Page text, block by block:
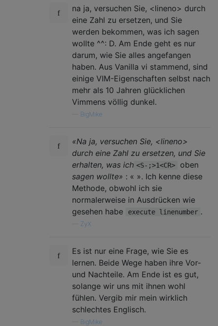
na ja, versuchen Sie, <lineno> durch
eine Zahl zu ersetzen, und Sie
werden bekommen, was ich sagen
wollte ^^: D. Am Ende geht es nur
darum, wie Sie alles angefangen
haben. Aus Vanilla vi stammend, sind
einige VIM-Eigenschaften selbst nach
mehr als 10 Jahren glücklichen
Vimmens völlig dunkel.
BigMike
«Na ja, versuchen Sie, <lineno>
durch eine Zahl zu ersetzen, und Sie
erhalten, was ich <S-;>1<CR>
oben
sagen wollte» : « ». Ich kenne diese
Methode, obwohl ich sie
normalerweise in Ausdrücken wie
gesehen habe
execute linenumber .
ZyX
Es ist nur eine Frage, wie Sie es
lernen. Beide Wege haben ihre Vor-
und Nachteile. Am Ende ist es gut,
solange wir uns mit ihnen wohl
fühlen. Vergib mir mein wirklich
schlechtes Englisch.
BigMike